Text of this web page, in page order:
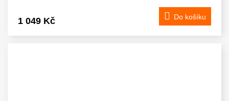
1 049 Kč Do košíku